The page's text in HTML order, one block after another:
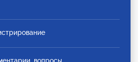
вопросы